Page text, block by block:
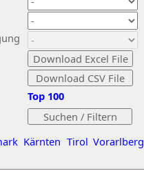
Kärnten Tirol Vorarlberg
Top 100